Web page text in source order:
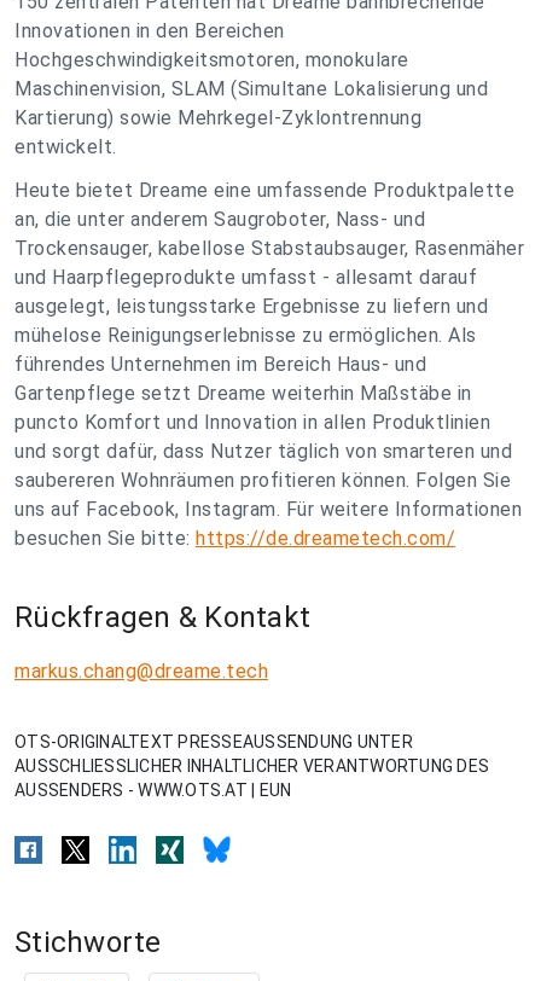
Innovationen in den Bereichen
Hochgeschwindigkeitsmotoren, monokulare
Maschinenvision, SLAM (Simultane Lokalisierung und
Kartierung) sowie Mehrkegel-Zyklontrennung
entwickelt.
Heute bietet Dreame eine umfassende Produktpalette
an, die unter anderem Saugroboter, Nass- und
Trockensauger, kabellose Stabstaubsauger, Rasenmäher
und Haarpflegeprodukte umfasst - allesamt darauf
ausgelegt, leistungsstarke Ergebnisse zu liefern und
mühelose Reinigungserlebnisse zu ermöglichen. Als
führendes Unternehmen im Bereich Haus- und
Gartenpflege setzt Dreame weiterhin Maßstäbe in
puncto Komfort und Innovation in allen Produktlinien
und sorgt dafür, dass Nutzer täglich von smarteren und
saubereren Wohnräumen profitieren können. Folgen Sie
uns auf Facebook, Instagram. Für weitere Informationen
besuchen Sie bitte: https://de.dreametech.com/
Rückfragen & Kontakt
markus.chang@dreame.tech
OTS-ORIGINALTEXT PRESSEAUSSENDUNG UNTER
AUSSCHLIESSLICHER INHALTLICHER VERANTWORTUNG DES
AUSSENDERS - WWW.OTS.AT | EUN
Stichworte